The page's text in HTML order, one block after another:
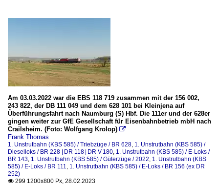
Am 03.03.2022 war die EBS 118 719 zusammen mit der 156 002,
243 822, der DB 111 049 und dem 628 101 bei Kleinjena auf
Überführungsfahrt nach Naumburg (S) Hbf. Die 111er und der 628er
gingen weiter zur GfE Gesellschaft für Eisenbahnbetrieb mbH nach
Crailsheim. (Foto: Wolfgang Krolop) 
Frank Thomas
1. Unstrutbahn (KBS 585) / Triebzüge / BR 628, 1. Unstrutbahn (KBS 585) /
Dieselloks / BR 228 | DR 118 | DR V 180, 1. Unstrutbahn (KBS 585) / E-Loks /
BR 143, 1. Unstrutbahn (KBS 585) / Güterzüge / 2022, 1. Unstrutbahn (KBS
585) / E-Loks / BR 111, 1. Unstrutbahn (KBS 585) / E-Loks / BR 156 (ex DR
252)
 299 1200x800 Px, 28.02.2023